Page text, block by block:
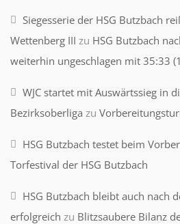
Siegesserie der HSG Butzbach
Wettenberg III zu HSG Butzbach
weiterhin ungeschlagen mit 35:33
WJC startet mit Auswärtssieg in
Bezirksoberliga zu
HSG Butzbach testet beim
Torfestival der HSG Butzbach
HSG Butzbach bleibt auch nach
erfolgreich zu Blitzsaubere Bilanz